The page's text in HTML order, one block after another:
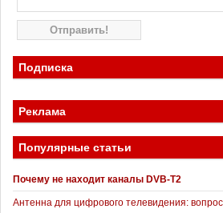
Подписка
Реклама
Популярные статьи
Почему не находит каналы DVB-T2
Антенна для цифрового телевидения: